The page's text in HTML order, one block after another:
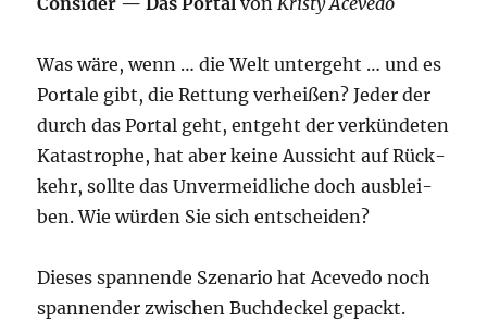
Was wäre, wenn … die Welt unter­geht … und es
Por­ta­le gibt, die Ret­tung ver­hei­ßen? Jeder der
durch das Por­tal geht, ent­geht der ver­kün­de­ten
Kata­stro­phe, hat aber kei­ne Aus­sicht auf Rück­
kehr, soll­te das Unver­meid­li­che doch aus­blei­
ben. Wie wür­den Sie sich entscheiden?
Die­ses span­nen­de Sze­na­rio hat Ace­ve­do noch
span­nen­der zwi­schen Buch­de­ckel gepackt.